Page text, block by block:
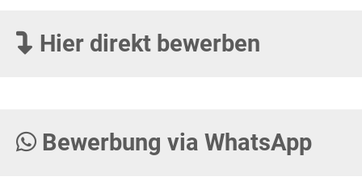
Hier direkt bewerben
Bewerbung via WhatsApp